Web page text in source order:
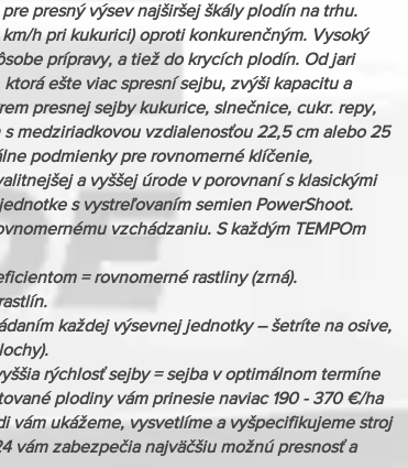
presný výsev najširšej škály plodín na trhu.
h pri kukurici) oproti konkurenčným. Vysoký
prípravy, a tiež do krycích plodín. Od jari
ešte viac spresní sejbu, zvýši kapacitu a
presnej sejby kukurice, slnečnice, cukr. repy,
medziriadkovou vzdialenosťou 22,5 cm alebo 25
podmienky pre rovnomerné klíčenie,
a vyššej úrode v porovnaní s klasickými
s vystreľovaním semien PowerShoot.
vzchádzaniu. S každým TEMPOm
= rovnomerné rastliny (zrná).
každej výsevnej jednotky – šetríte na osive,
rýchlosť sejby = sejba v optimálnom termíne
plodiny vám prinesie naviac 190 - 370 €/ha
vám ukážeme, vysvetlíme a vyšpecifikujeme stroj
vám zabezpečia najväčšiu možnú presnosť a